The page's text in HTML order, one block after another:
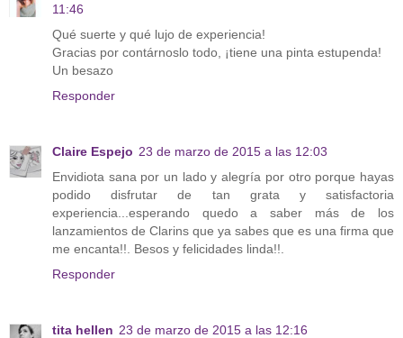
11:46
Qué suerte y qué lujo de experiencia!
Gracias por contárnoslo todo, ¡tiene una pinta estupenda!
Un besazo
Responder
Claire Espejo 23 de marzo de 2015 a las 12:03
Envidiota sana por un lado y alegría por otro porque hayas
podido disfrutar de tan grata y satisfactoria
experiencia...esperando quedo a saber más de los
lanzamientos de Clarins que ya sabes que es una firma que
me encanta!!. Besos y felicidades linda!!.
Responder
tita hellen 23 de marzo de 2015 a las 12:16